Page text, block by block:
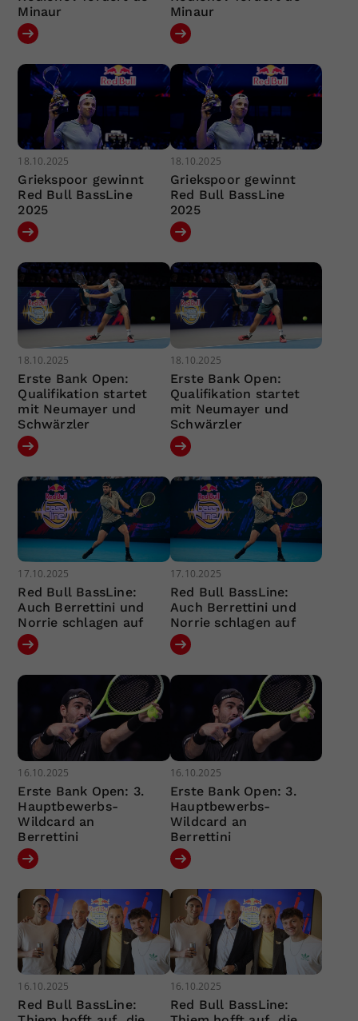
Minaur
Minaur
18.10.2025
Griekspoor gewinnt
Red Bull BassLine
2025
18.10.2025
Griekspoor gewinnt
Red Bull BassLine
2025
18.10.2025
Erste Bank Open:
Qualifikation startet
mit Neumayer und
Schwärzler
18.10.2025
Erste Bank Open:
Qualifikation startet
mit Neumayer und
Schwärzler
17.10.2025
Red Bull BassLine:
Auch Berrettini und
Norrie schlagen auf
17.10.2025
Red Bull BassLine:
Auch Berrettini und
Norrie schlagen auf
16.10.2025
Erste Bank Open: 3.
Hauptbewerbs-
Wildcard an
Berrettini
16.10.2025
Erste Bank Open: 3.
Hauptbewerbs-
Wildcard an
Berrettini
16.10.2025
Red Bull BassLine:
16.10.2025
Red Bull BassLine: